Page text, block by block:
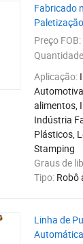
Fabricado
Preço FOB:
Aplicação:
alimentos,
Indústria
Plásticos,
Stamping
Graus de
Tipo: Robô
Linha de